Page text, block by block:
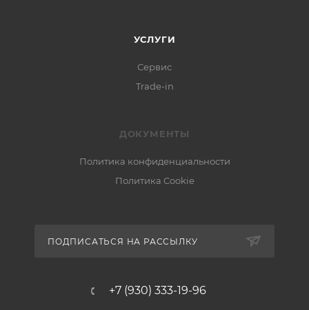
УСЛУГИ
Сервис
Trade-in
ДОКУМЕНТЫ
Политика конфиденциальности
Политика Cookie
ПОДПИСАТЬСЯ НА РАССЫЛКУ
+7 (930) 333-19-96